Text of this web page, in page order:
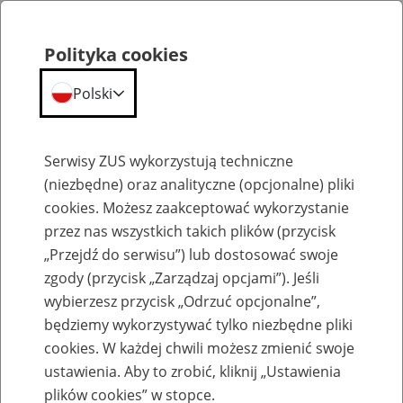
Emerytury
Baza zlikwidowanych lub
przekształconych zakładów pracy
Polityka cookies
Polski
Serwisy ZUS wykorzystują techniczne
(niezbędne) oraz analityczne (opcjonalne) pliki
cookies. Możesz zaakceptować wykorzystanie
przez nas wszystkich takich plików (przycisk
„Przejdź do serwisu”) lub dostosować swoje
zgody (przycisk „Zarządzaj opcjami”). Jeśli
wybierzesz przycisk „Odrzuć opcjonalne”,
będziemy wykorzystywać tylko niezbędne pliki
cookies. W każdej chwili możesz zmienić swoje
ustawienia. Aby to zrobić, kliknij „Ustawienia
plików cookies” w stopce.